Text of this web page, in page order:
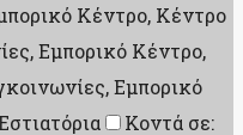
Κέντρο, Κέντρο
Εμπορικό Κέντρο,
Εμπορικό
Κοντά σε: